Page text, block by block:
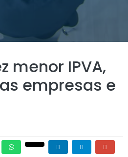
menor IPVA,
empresas e